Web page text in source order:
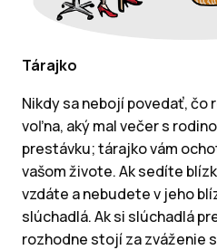
Tárajko
Nikdy sa nebojí povedať, čo
voľna, aký mal večer s
prestávku; tárajko vám
vašom živote. Ak sedíte
vzdáte a nebudete v jeho
slúchadlá. Ak si slúchadlá
rozhodne stojí za zváženie